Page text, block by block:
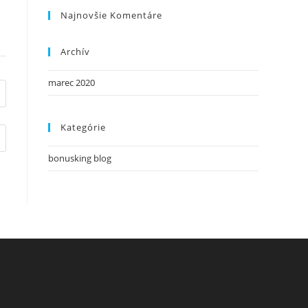
Najnovšie Komentáre
Archív
marec 2020
Kategórie
bonusking blog